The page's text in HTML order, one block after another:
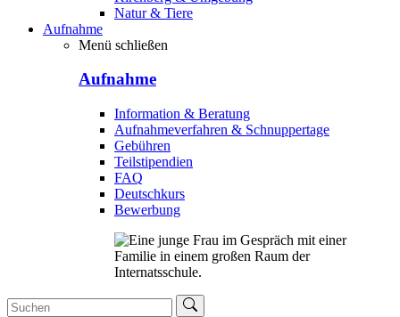
Natur & Tiere
Aufnahme
Menü schließen
Aufnahme
Information & Beratung
Aufnahmeverfahren & Schnuppertage
Gebühren
Teilstipendien
FAQ
Deutschkurs
Bewerbung